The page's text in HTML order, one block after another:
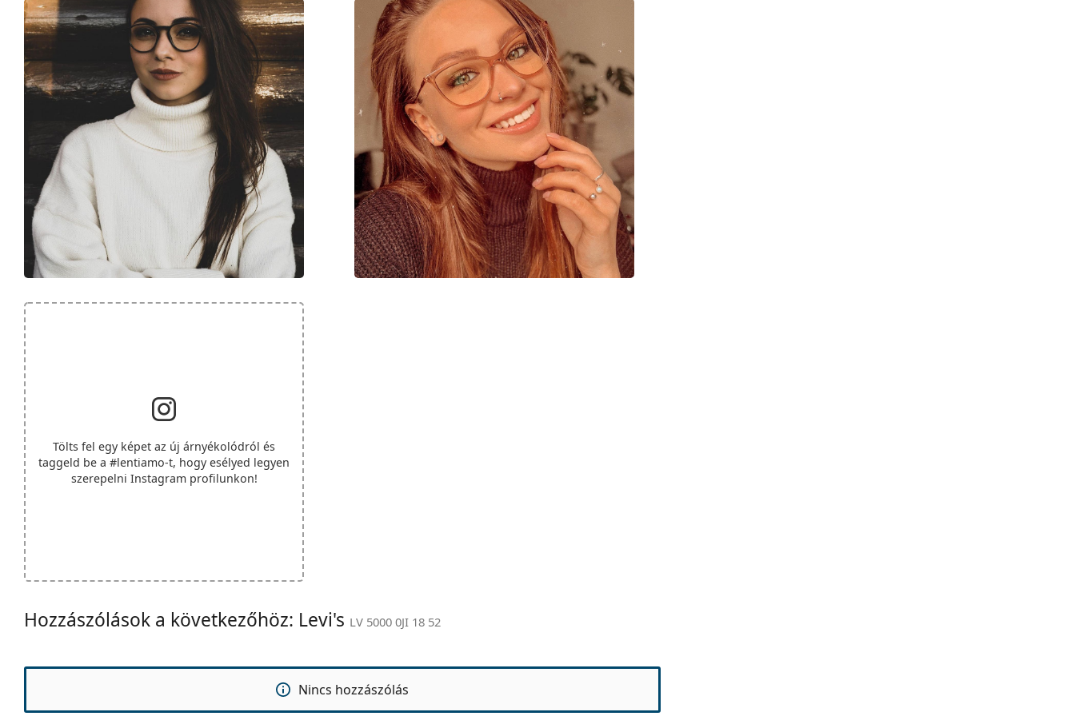
Tölts fel egy képet az új árnyékolódról és
taggeld be a #lentiamo-t, hogy esélyed legyen
szerepelni Instagram profilunkon!
Hozzászólások a következőhöz: Levi's LV 5000 0JI 18 52
Nincs hozzászólás